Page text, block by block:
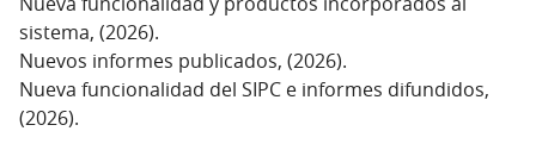
sistema, (2026).
Nuevos informes publicados, (2026).
Nueva funcionalidad del SIPC e informes difundidos,
(2026).